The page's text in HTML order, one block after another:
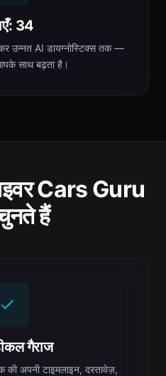
34
उन्नत AI डायग्नोस्टिक्स तक —
साथ बढ़ता है।
Cars Guru
हैं
गैराज
अपनी टाइमलाइन, दस्तावेज़,